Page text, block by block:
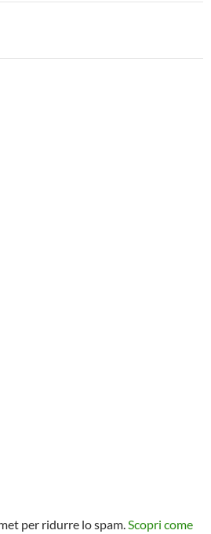
per ridurre lo spam.Scopri come